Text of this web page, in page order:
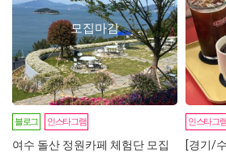
모집마감
블로그 인스타그램
여수 돌산 정원카페 체험단 모집
인스타그
[경기/